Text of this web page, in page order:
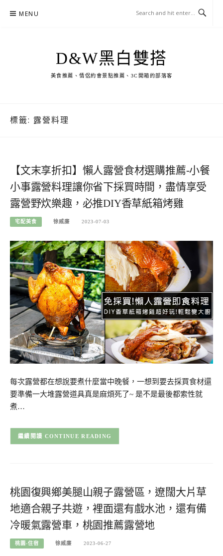
MENU
D&W黑白雙搭
美食推薦、情侶約會景點推薦、3C開箱的部落客
標籤: 露營料理
【文末享折扣】懶人露營食材選購推薦-小餐
小事露營料理讓你省下採買時間，盡情享受
露營野炊樂趣，必推DIY香草紙箱烤雞
宅配美食 徐威廉 2023-07-03
每次露營都在想說要煮什麼當中晚餐，一想到要去採買食材還
要準備一大堆露營道具真是麻煩死了~ 是不是最後都索性就
煮…
CONTINUE READING
桃園復興鄉美腿山親子露營區，遼闊大片草
地適合親子共遊，裡面還有戲水池，還有備
冷暖氣露營車，桃園推薦露營地
桃園-住宿 徐威廉 2023-06-27